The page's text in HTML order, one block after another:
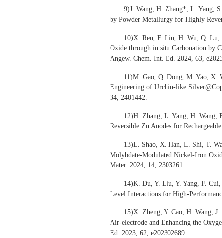
9)J. Wang, H. Zhang*, L. Yang,
by Powder Metallurgy for Highly
10)X. Ren, F. Liu, H. Wu, Q. Lu,
Oxide through in situ Carbonation by
Angew. Chem. Int. Ed. 2024, 63,
11)M. Gao, Q. Dong, M. Yao, X.
Engineering of Urchin-like
34, 2401442.
12)H. Zhang, L. Yang, H. Wang,
Reversible Zn Anodes for
13)L. Shao, X. Han, L. Shi, T.
Molybdate-Modulated Nickel-Iron
Mater. 2024, 14, 2303261.
14)K. Du, Y. Liu, Y. Yang, F.
Level Interactions for High-
15)X. Zheng, Y. Cao, H. Wang,
Air-electrode and Enhancing the
Ed. 2023, 62, e202302689.